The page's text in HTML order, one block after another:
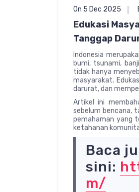
On 5 Dec 2025
Edukasi
Tanggap
Indonesia
bumi, tsunami,
tidak hanya
masyarakat.
darurat, dan
Artikel ini
sebelum bencana,
pemahaman yang
ketahanan
Baca
sini:
m/